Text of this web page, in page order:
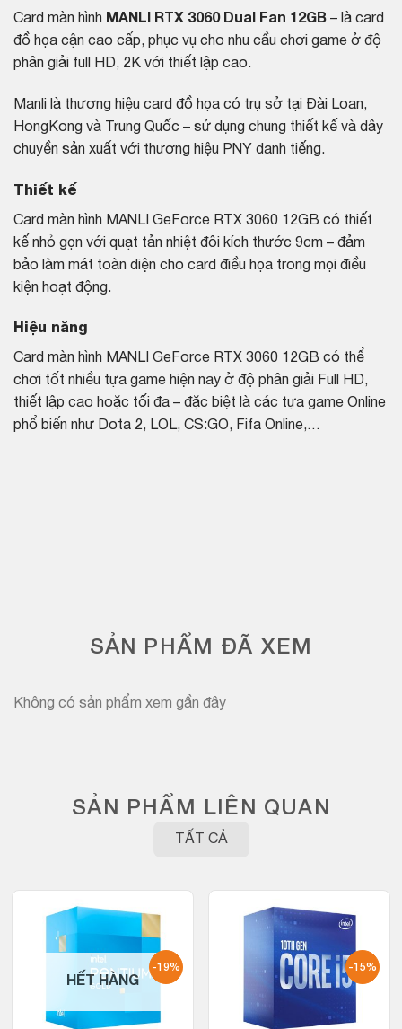
Card màn hình MANLI RTX 3060 Dual Fan 12GB – là card
đồ họa cận cao cấp, phục vụ cho nhu cầu chơi game ở độ
phân giải full HD, 2K với thiết lập cao.
Manli là thương hiệu card đồ họa có trụ sở tại Đài Loan,
HongKong và Trung Quốc – sử dụng chung thiết kế và dây
chuyền sản xuất với thương hiệu PNY danh tiếng.
Thiết kế
Card màn hình MANLI GeForce RTX 3060 12GB có thiết
kế nhỏ gọn với quạt tản nhiệt đôi kích thước 9cm – đảm
bảo làm mát toàn diện cho card điều họa trong mọi điều
kiện hoạt động.
Hiệu năng
Card màn hình MANLI GeForce RTX 3060 12GB có thể
chơi tốt nhiều tựa game hiện nay ở độ phân giải Full HD,
thiết lập cao hoặc tối đa – đặc biệt là các tựa game Online
phổ biến như Dota 2, LOL, CS:GO, Fifa Online,…
SẢN PHẨM ĐÃ XEM
Không có sản phẩm xem gần đây
SẢN PHẨM LIÊN QUAN
TẤT CẢ
-19%
HẾT HÀNG
-15%